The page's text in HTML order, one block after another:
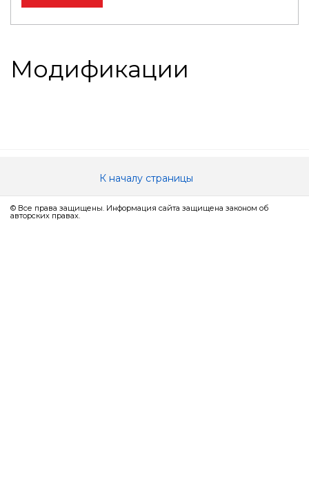
Модификации
К началу страницы
© Все права защищены. Информация сайта защищена законом об
авторских правах.